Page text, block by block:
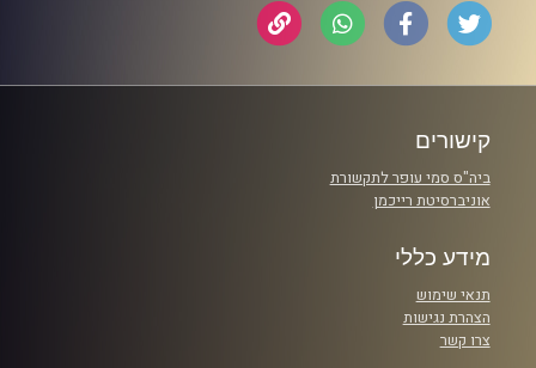
קישורים
ביה"ס סמי עופר לתקשורת
אוניברסיטת רייכמן
מידע כללי
תנאי שימוש
הצהרת נגישות
צרו קשר